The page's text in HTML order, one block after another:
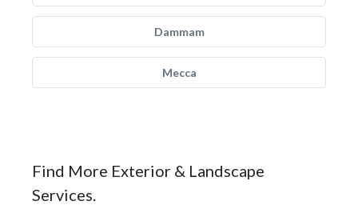
Dammam
Mecca
Find More Exterior & Landscape
Services.